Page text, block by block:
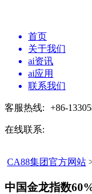
首页
关于我们
ai资讯
ai应用
联系我们
客服热线: +86-
在线联系:
CA88集团官方网站
中国金龙指数